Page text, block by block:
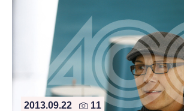
2013.09.22 11